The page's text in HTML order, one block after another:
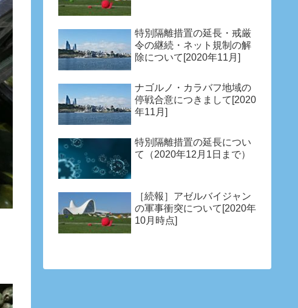
特別隔離措置の延長・戒厳
令の継続・ネット規制の解
除について[2020年11月]
ナゴルノ・カラバフ地域の
停戦合意につきまして[2020
年11月]
特別隔離措置の延長につい
て（2020年12月1日まで）
［続報］アゼルバイジャン
の軍事衝突について[2020年
10月時点]